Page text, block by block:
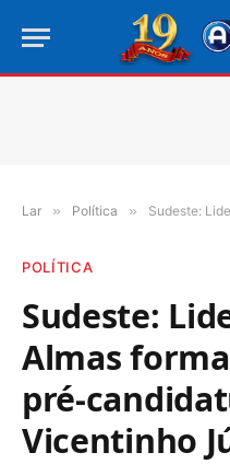
Lar » Política » Sudeste: Lideranças
POLÍTICA
Sudeste:
Almas
pré-
Vicentinho